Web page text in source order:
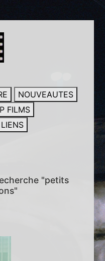
NOUVEAUTES
FILMS
LIENS
"petits